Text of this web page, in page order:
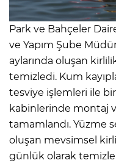
Park ve Bahçeler
ve Yapım Şube
aylarında oluşan
temizledi. Kum
tesviye işlemleri ile
kabinlerinde montaj
tamamlandı. Yüzme
oluşan mevsimsel
günlük olarak